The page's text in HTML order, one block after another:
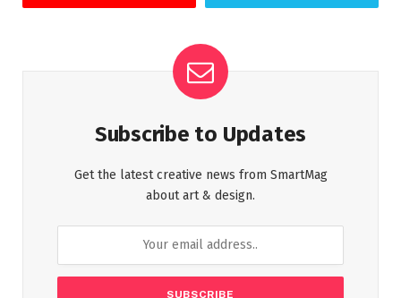
Subscribe to Updates
Get the latest creative news from SmartMag
about art & design.